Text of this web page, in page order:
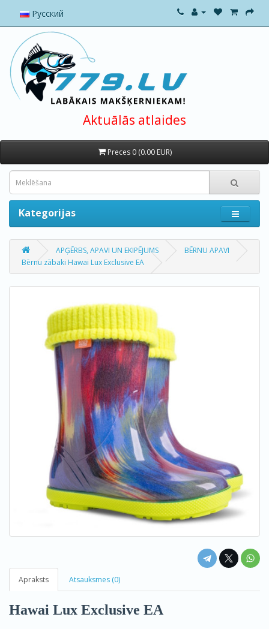
Русский
Aktuālās atlaides
Preces 0 (0.00 EUR)
Kategorijas
APĢĒRBS, APAVI UN EKIPĒJUMS
BĒRNU APAVI
Bērnu zābaki Hawai Lux Exclusive EA
Apraksts Atsauksmes (0)
Hawai Lux Exclusive EA